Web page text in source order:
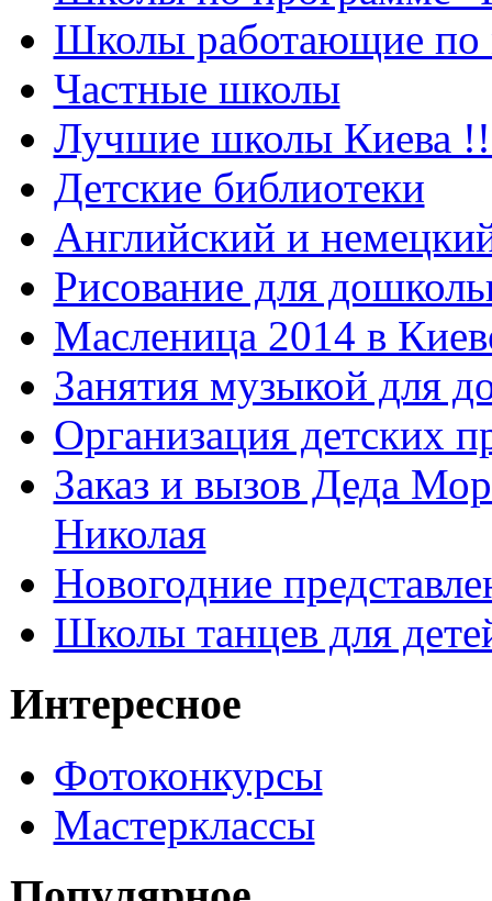
Школы работающие по
Частные школы
Лучшие школы Киева
Детские библиотеки
Английский и
Рисование для
Масленица 2014 в
Занятия музыкой для
Организация детских
Заказ и вызов Деда
Николая
Новогодние
Школы танцев для
Интересное
Фотоконкурсы
Мастерклассы